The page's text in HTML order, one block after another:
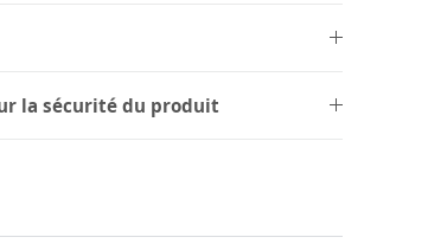
la sécurité du produit